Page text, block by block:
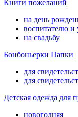
Книги пожеланий
на день
воспитателю и
на свадьбу
Бонбоньерки Папки
для
для
Детская одежда для
новогодняя